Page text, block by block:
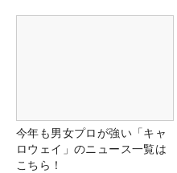
今年も男女プロが強い「キャ
ロウェイ」のニュース一覧は
こちら！